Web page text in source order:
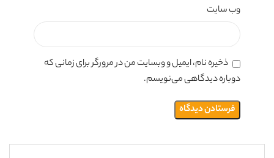
وب‌ سایت
ذخیره نام، ایمیل و وبسایت من در مرورگر برای زمانی که
دوباره دیدگاهی می‌نویسم.